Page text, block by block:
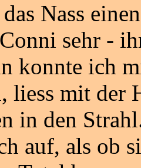
Nass
sehr -
konnte ich
liess mit der
in den
auf, als ob